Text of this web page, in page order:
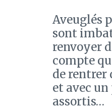
Aveuglés
sont
renvoyer
compte
de rentrer
et avec
assortis…